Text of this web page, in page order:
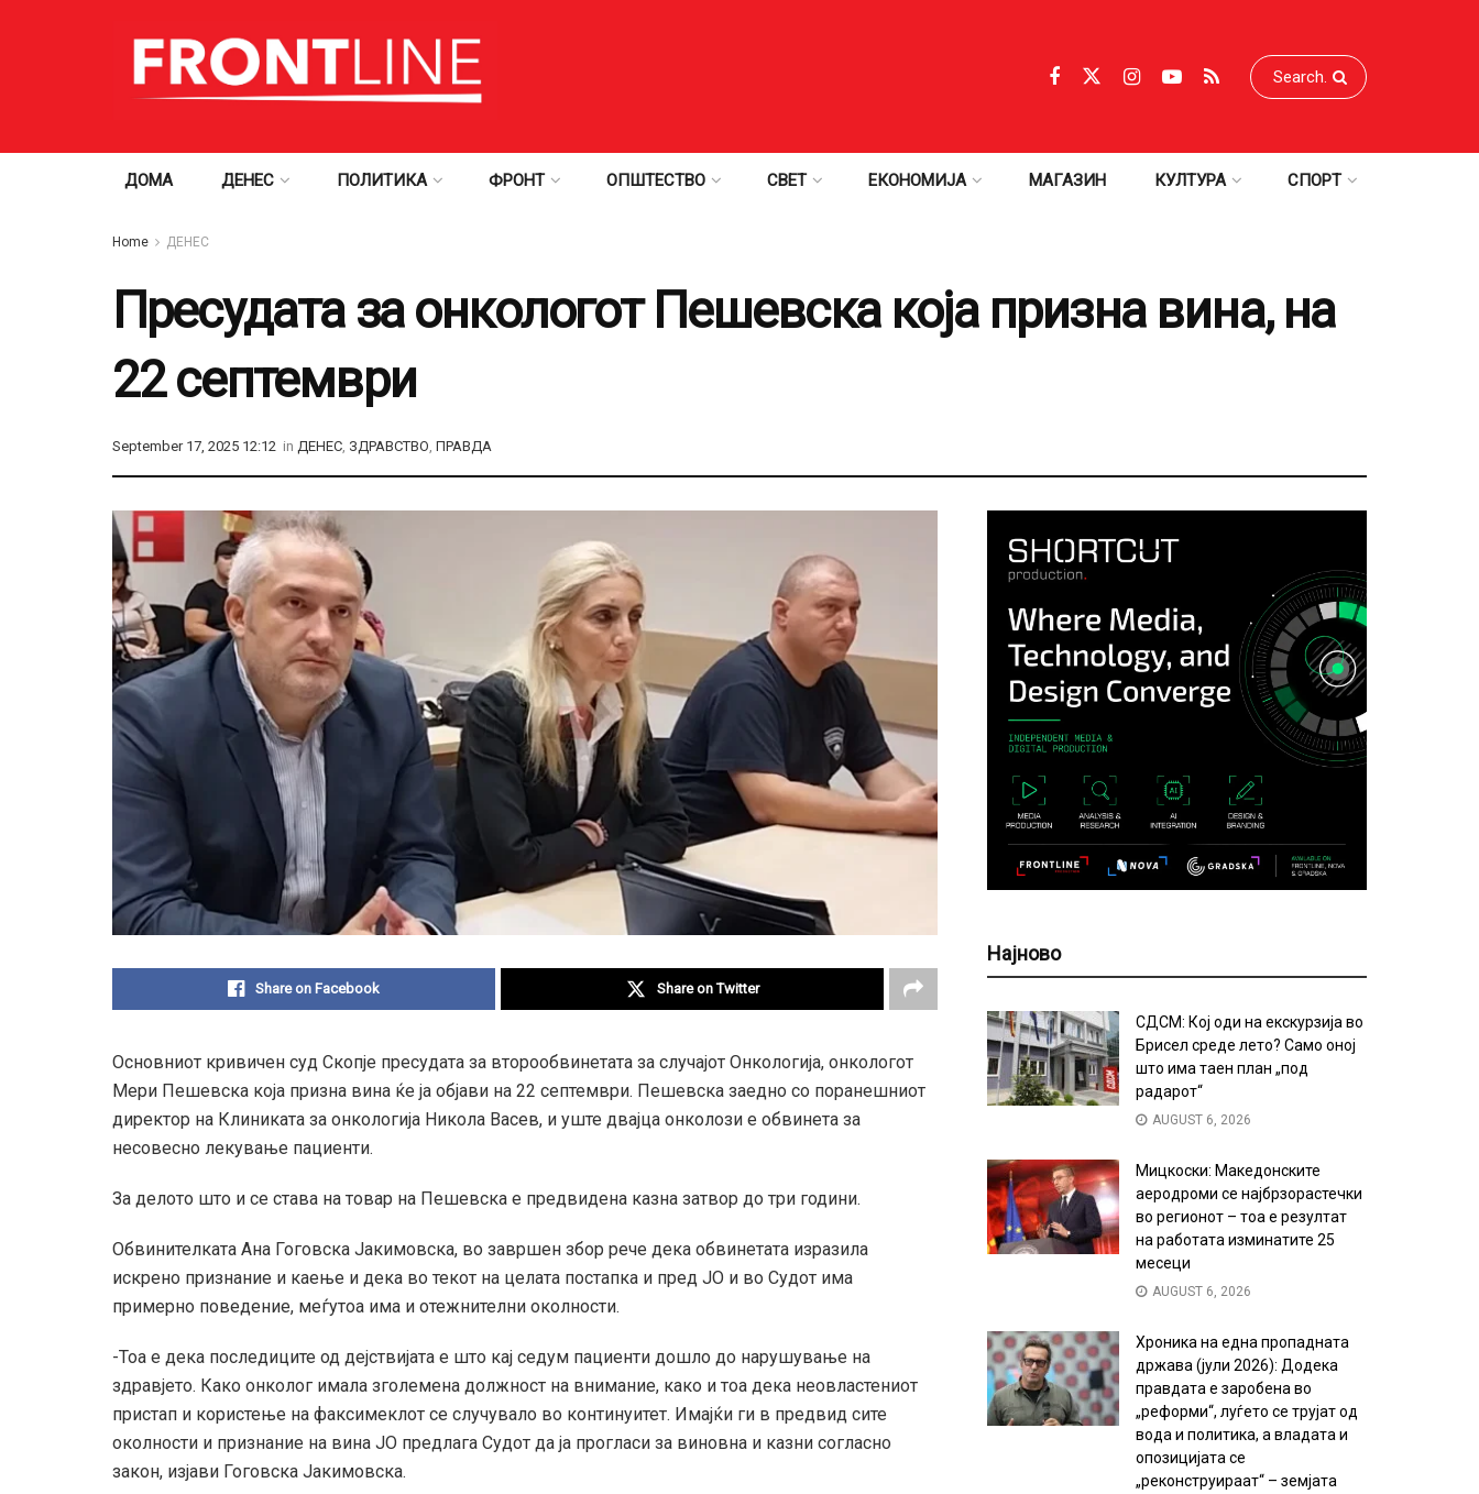
ДОМА ДЕНЕС ПОЛИТИКА ФРОНТ ОПШТЕСТВО СВЕТ ЕКОНОМИЈА МАГАЗИН КУЛТУРА СПОРТ
Home ДЕНЕС
Пресудата за онкологот Пешевска која призна вина, на
22 септември
September 17, 2025 12:12 in ДЕНЕС, ЗДРАВСТВО, ПРАВДА
Share on Facebook Share on Twitter
Основниот кривичен суд Скопје пресудата за второобвинетата за случајот Онкологија, онкологот
Мери Пешевска која призна вина ќе ја објави на 22 септември. Пешевска заедно со поранешниот
директор на Клиниката за онкологија Никола Васев, и уште двајца онколози е обвинета за
несовесно лекување пациенти.
За делото што и се става на товар на Пешевска е предвидена казна затвор до три години.
Обвинителката Ана Гоговска Јакимовска, во завршен збор рече дека обвинетата изразила
искрено признание и каење и дека во текот на целата постапка и пред ЈО и во Судот има
примерно поведение, меѓутоа има и отежнителни околности.
-Тоа е дека последиците од дејствијата е што кај седум пациенти дошло до нарушување на
здравјето. Како онколог имала зголемена должност на внимание, како и тоа дека неовластениот
пристап и користење на факсимеклот се случувало во континуитет. Имајќи ги в предвид сите
околности и признание на вина ЈО предлага Судот да ја прогласи за виновна и казни согласно
закон, изјави Гоговска Јакимовска.
Најново
СДСМ: Кој оди на екскурзија во
Брисел среде лето? Само оној
што има таен план „под
радарот“
AUGUST 6, 2026
Мицкоски: Македонските
аеродроми се најбрзорастечки
во регионот – тоа е резултат
на работата изминатите 25
месеци
AUGUST 6, 2026
Хроника на една пропадната
држава (јули 2026): Додека
правдата е заробена во
„реформи“, луѓето се трујат од
вода и политика, а владата и
опозицијата се
„реконструираат“ – земјата